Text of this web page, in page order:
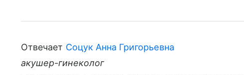
Отвечает Соцук Анна Григорьевна
акушер-гинеколог